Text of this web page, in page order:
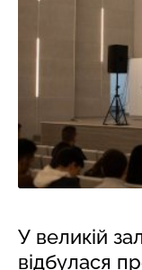
У великій
відбулася